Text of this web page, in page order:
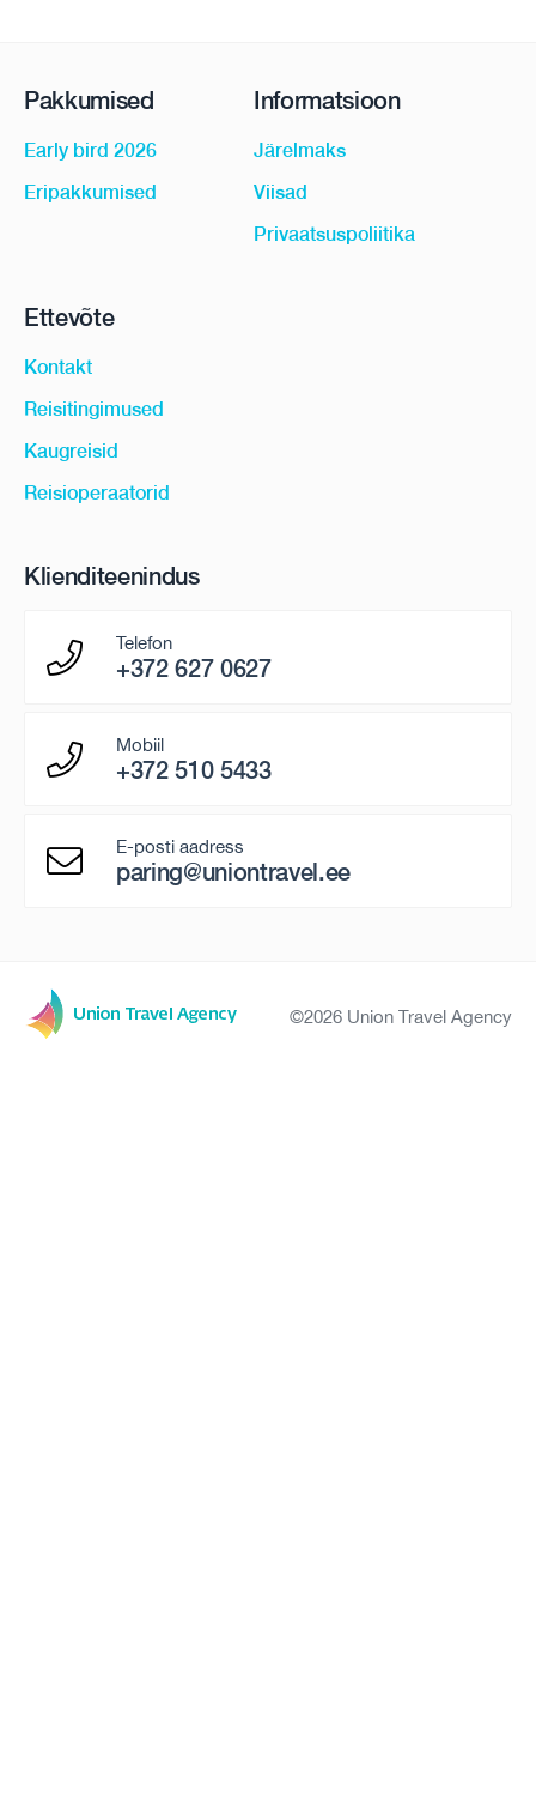
Pakkumised
Early bird 2026
Eripakkumised
Informatsioon
Järelmaks
Viisad
Privaatsuspoliitika
Ettevõte
Kontakt
Reisitingimused
Kaugreisid
Reisioperaatorid
Klienditeenindus
Telefon
+372 627 0627
Mobiil
+372 510 5433
E-posti aadress
paring@uniontravel.ee
©2026 Union Travel Agency